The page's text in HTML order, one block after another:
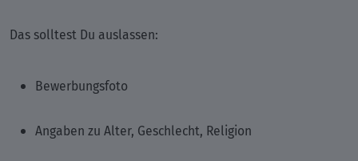
Das solltest Du auslassen:
Bewerbungsfoto
Angaben zu Alter, Geschlecht, Religion